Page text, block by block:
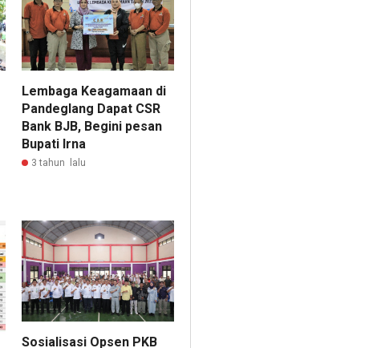
Lembaga Keagamaan di
Pandeglang Dapat CSR
Bank BJB, Begini pesan
Bupati Irna
3 tahun lalu
Sosialisasi Opsen PKB